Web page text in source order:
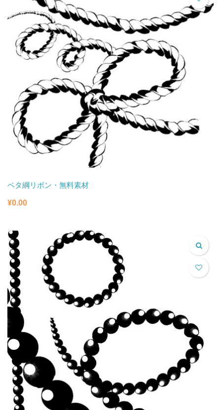
ベタ綱リボン・無料素材
¥0.00